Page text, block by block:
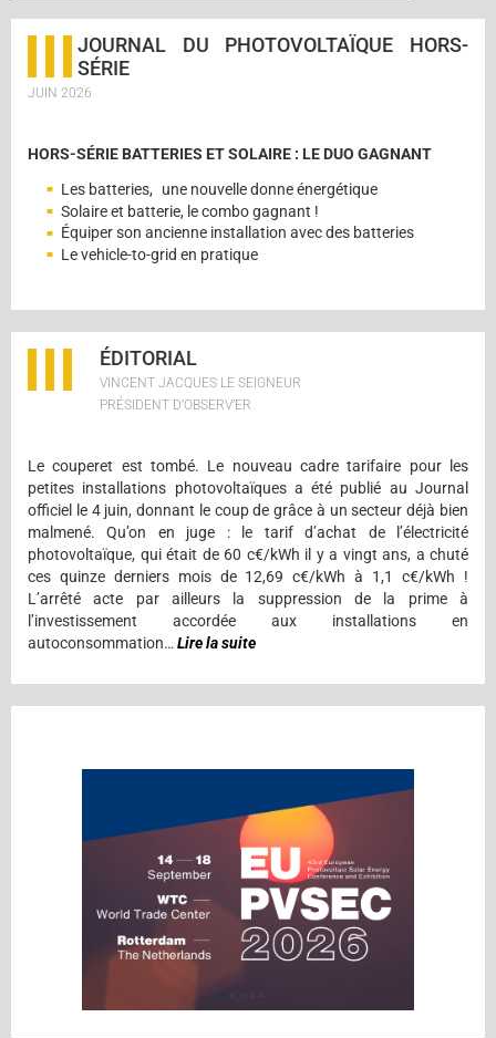
JOURNAL DU PHOTOVOLTAÏQUE HORS-
SÉRIE
JUIN 2026
HORS-SÉRIE BATTERIES ET SOLAIRE : LE DUO GAGNANT
Les batteries, une nouvelle donne énergétique
Solaire et batterie, le combo gagnant !
Équiper son ancienne installation avec des batteries
Le vehicle-to-grid en pratique
ÉDITORIAL
VINCENT JACQUES LE SEIGNEUR
PRÉSIDENT D’OBSERV’ER
Le couperet est tombé. Le nouveau cadre tarifaire pour les
petites installations photovoltaïques a été publié au Journal
officiel le 4 juin, donnant le coup de grâce à un secteur déjà bien
malmené. Qu’on en juge : le tarif d’achat de l’électricité
photovoltaïque, qui était de 60 c€/kWh il y a vingt ans, a chuté
ces quinze derniers mois de 12,69 c€/kWh à 1,1 c€/kWh !
L’arrêté acte par ailleurs la suppression de la prime à
l’investissement accordée aux installations en
autoconsommation… Lire la suite